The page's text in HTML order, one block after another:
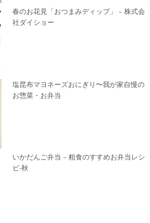
春のお花見「おつまみディップ」 – 株式会
社ダイショー
塩昆布マヨネーズおにぎり〜我が家自慢の
お惣菜・お弁当
いかだんご弁当 – 粗食のすすめお弁当レシ
ピ-秋